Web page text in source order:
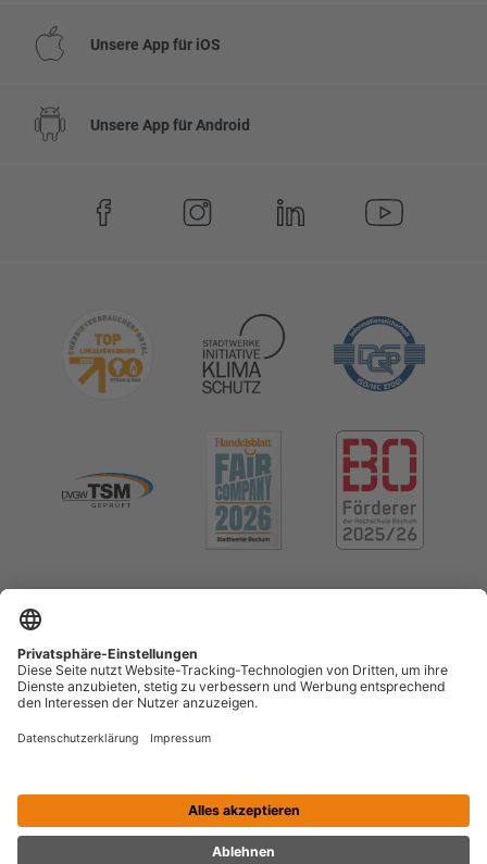
Unsere App für iOS
Unsere App für Android
Impressum
Menschenrechte (LkSG) Erklärung zur Barrierefreiheit
Kontrast erhöhen Vertrag widerrufen